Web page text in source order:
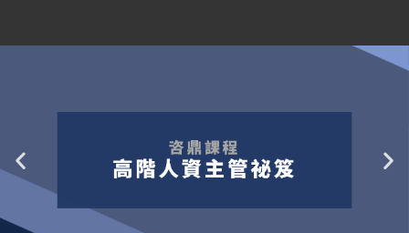
計/內容滿意度」為幾分？*
2 3 4 5
7
1分為非常不滿意；10分為非常滿意